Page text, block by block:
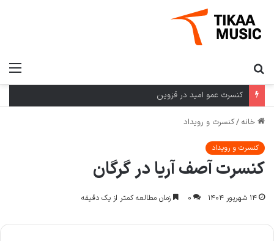
برای
کنسرت عمو امید در قزوین
خانه /کنسرت و رویداد
کنسرت و رویداد
کنسرت آصف آریا در گرگان
۱۴ شهریور ۱۴۰۴ ۰ زمان مطالعه کمتر از یک دقیقه